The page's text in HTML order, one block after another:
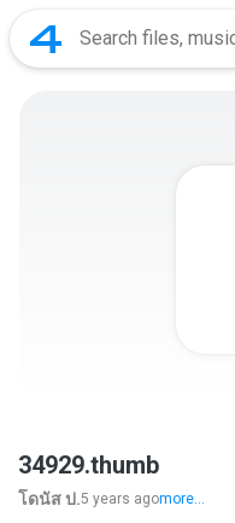
34929.thumb
โดนัส ป.5 years agomore...